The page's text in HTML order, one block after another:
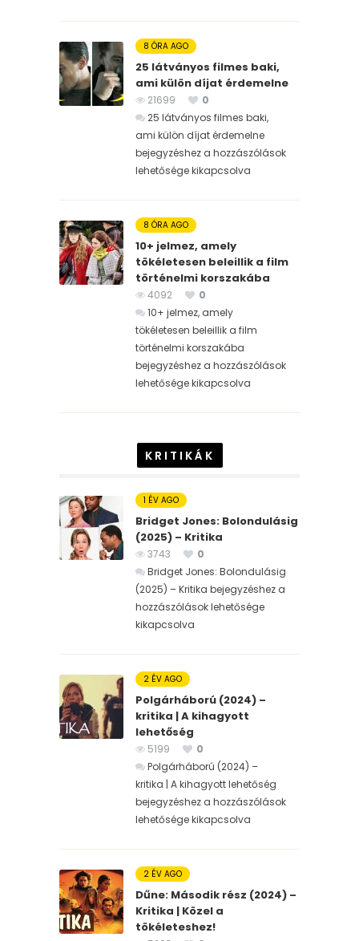
8 ÓRA AGO
25 látványos filmes baki,
ami külön díjat érdemelne
21699
0
25 látványos filmes baki,
ami külön díjat érdemelne
bejegyzéshez a hozzászólások
lehetősége kikapcsolva
8 ÓRA AGO
10+ jelmez, amely
tökéletesen beleillik a film
történelmi korszakába
4092
0
10+ jelmez, amely
tökéletesen beleillik a film
történelmi korszakába
bejegyzéshez a hozzászólások
lehetősége kikapcsolva
KRITIKÁK
1 ÉV AGO
Bridget Jones: Bolondulásig
(2025) – Kritika
3743
0
Bridget Jones: Bolondulásig
(2025) – Kritika bejegyzéshez a
hozzászólások lehetősége
kikapcsolva
2 ÉV AGO
Polgárháború (2024) –
kritika | A kihagyott
lehetőség
5199
0
Polgárháború (2024) –
kritika | A kihagyott lehetőség
bejegyzéshez a hozzászólások
lehetősége kikapcsolva
2 ÉV AGO
Dűne: Második rész (2024) –
Kritika | Közel a
tökéleteshez!